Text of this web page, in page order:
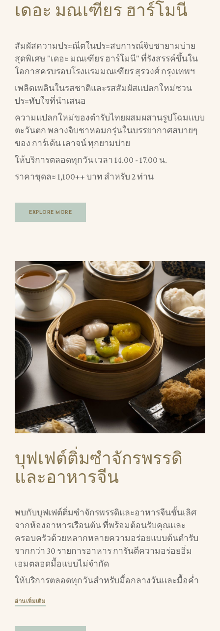
เดอะ มณเฑียร ฮาร์โมนี
สัมผัสความประณีตในประสบการณ์จิบชายามบ่าย
สุดพิเศษ "เดอะ มณเฑียร ฮาร์โมนี" ที่รังสรรค์ขึ้นใน
โอกาสครบรอบโรงแรมมณเฑียร สุรวงศ์ กรุงเทพฯ
เพลิดเพลินในรสชาติและรสสัมผัสแปลกใหม่ชวน
ประทับใจที่นำเสนอ
ความแปลกใหม่ของตำรับไทยผสมผสานรูปโฉมแบบ
ตะวันตก พลางจิบชาหอมกรุ่นในบรรยากาศสบายๆ
ของ การ์เด้น เลาจน์ ทุกยามบ่าย
ให้บริการตลอดทุกวัน เวลา 14.00 - 17.00 น.
ราคาชุดละ 1,100++ บาท สำหรับ 2 ท่าน
EXPLORE MORE
บุฟเฟต์ติ่มซำจักรพรรดิ
และอาหารจีน
พบกับบุฟเฟต์ติ่มซำจักรพรรดิและอาหารจีนชั้นเลิศ
จากห้องอาหารเรือนต้น ที่พร้อมต้อนรับคุณและ
ครอบครัวด้วยหลากหลายความอร่อยแบบต้นตำรับ
จากกว่า 30 รายการอาหาร การันตีความอร่อยอิ่ม
เอมตลอดมื้อแบบไม่จำกัด
ให้บริการตลอดทุกวันสำหรับมื้อกลางวันและมื้อค่ำ
อ่านเพิ่มเติม